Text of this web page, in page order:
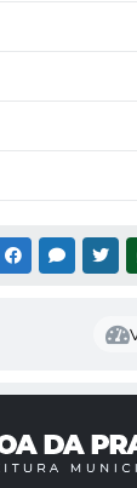
FACEBOOK